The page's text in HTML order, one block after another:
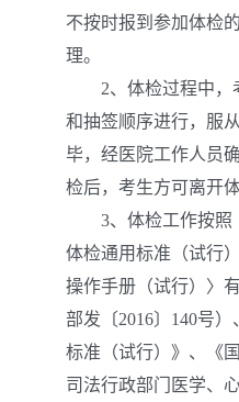
不按时报到参加体检
理。
2、体检过程中，
和抽签顺序进行，服
毕，经医院工作人员
检后，考生方可离开体
3、体检工作按照
体检通用标准（试行
操作手册（试行）〉
部发〔2016〕140号
标准（试行）》、《
司法行政部门医学、